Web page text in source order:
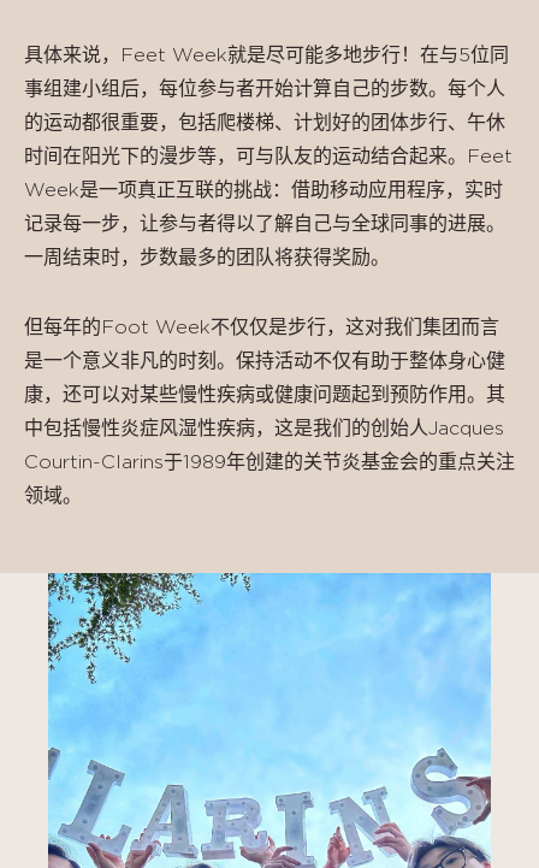
具体来说，Feet Week就是尽可能多地步行！在与5位同
事组建小组后，每位参与者开始计算自己的步数。每个人
的运动都很重要，包括爬楼梯、计划好的团体步行、午休
时间在阳光下的漫步等，可与队友的运动结合起来。Feet
Week是一项真正互联的挑战：借助移动应用程序，实时
记录每一步，让参与者得以了解自己与全球同事的进展。
一周结束时，步数最多的团队将获得奖励。
但每年的Foot Week不仅仅是步行，这对我们集团而言
是一个意义非凡的时刻。保持活动不仅有助于整体身心健
康，还可以对某些慢性疾病或健康问题起到预防作用。其
中包括慢性炎症风湿性疾病，这是我们的创始人Jacques
Courtin-Clarins于1989年创建的关节炎基金会的重点关注
领域。